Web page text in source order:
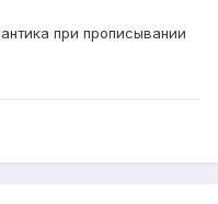
при прописывании